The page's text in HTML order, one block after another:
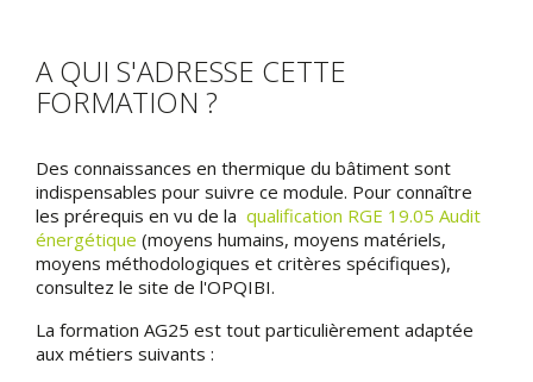
A QUI S'ADRESSE CETTE
FORMATION ?
Des connaissances en thermique du bâtiment sont
indispensables pour suivre ce module. Pour connaître
les prérequis en vu de la qualification RGE 19.05 Audit
énergétique (moyens humains, moyens matériels,
moyens méthodologiques et critères spécifiques),
consultez le site de l'OPQIBI.
La formation AG25 est tout particulièrement adaptée
aux métiers suivants :